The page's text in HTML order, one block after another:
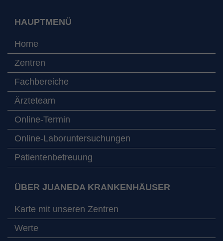
HAUPTMENÜ
Home
Zentren
Fachbereiche
Ärzteteam
Online-Termin
Online-Laboruntersuchungen
Patientenbetreuung
ÜBER JUANEDA KRANKENHÄUSER
Karte mit unseren Zentren
Werte